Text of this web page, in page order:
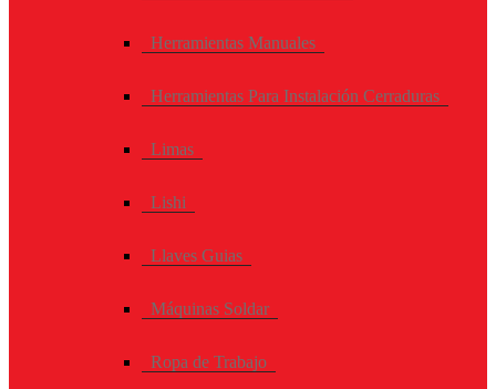
Herramientas Manuales
Herramientas Para Instalación Cerraduras
Limas
Lishi
Llaves Guias
Máquinas Soldar
Ropa de Trabajo